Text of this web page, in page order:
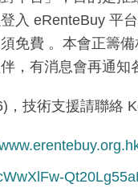
入 eRenteBuy 平
免費 。本會正籌
，有消息會再通知
，技術支援請聯絡